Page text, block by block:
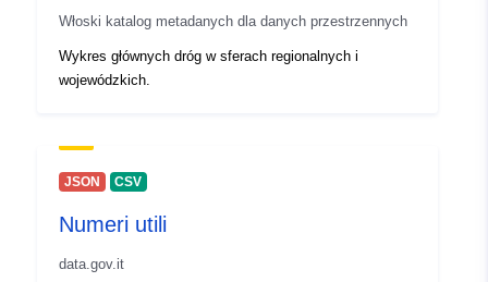
Włoski katalog metadanych dla danych przestrzennych
Wykres głównych dróg w sferach regionalnych i
wojewódzkich.
JSON CSV
Numeri utili
data.gov.it